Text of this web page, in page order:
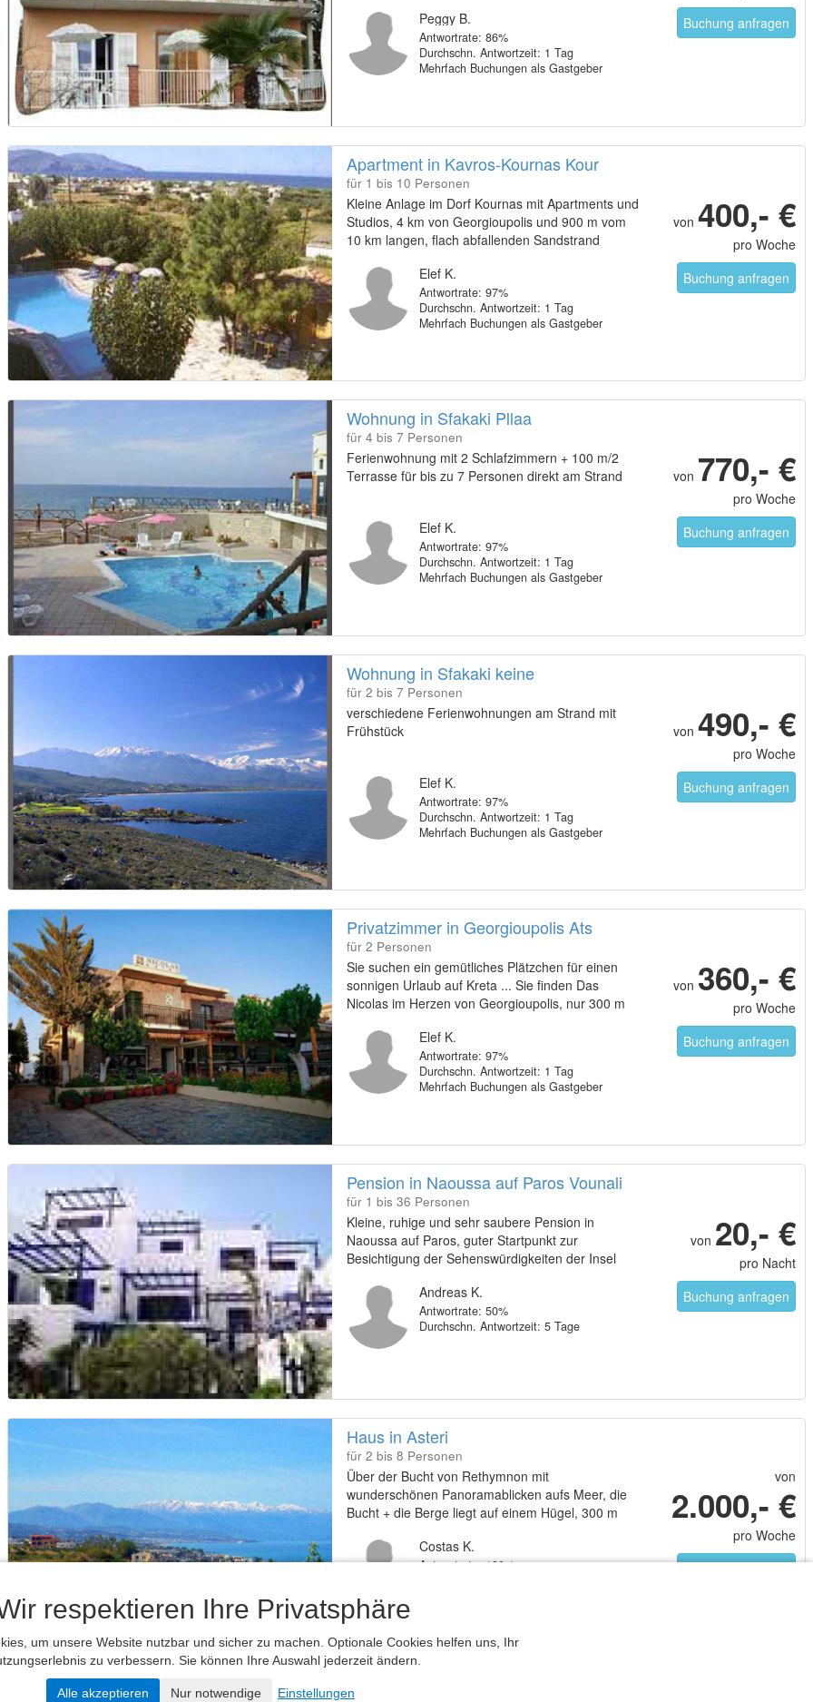
respektieren Ihre Privatsphäre
um unsere Website nutzbar und sicher zu machen. Optionale Cookies helfen uns, Ihr
zu verbessern. Sie können Ihre Auswahl jederzeit ändern.
Alle akzeptieren Nur notwendige Einstellungen
Peggy B.
Antwortrate: 86%
Durchschn. Antwortzeit: 1 Tag
Mehrfach Buchungen als Gastgeber
Buchung anfragen
Apartment in Kavros-Kournas Kour
für 1 bis 10 Personen
Kleine Anlage im Dorf Kournas mit Apartments und
Studios, 4 km von Georgioupolis und 900 m vom
10 km langen, flach abfallenden Sandstrand
Elef K.
Antwortrate: 97%
Durchschn. Antwortzeit: 1 Tag
Mehrfach Buchungen als Gastgeber
von 400,- €
pro Woche
Buchung anfragen
Wohnung in Sfakaki Pllaa
für 4 bis 7 Personen
Ferienwohnung mit 2 Schlafzimmern + 100 m/2
Terrasse für bis zu 7 Personen direkt am Strand
Elef K.
Antwortrate: 97%
Durchschn. Antwortzeit: 1 Tag
Mehrfach Buchungen als Gastgeber
von 770,- €
pro Woche
Buchung anfragen
Wohnung in Sfakaki keine
für 2 bis 7 Personen
verschiedene Ferienwohnungen am Strand mit
Frühstück
Elef K.
Antwortrate: 97%
Durchschn. Antwortzeit: 1 Tag
Mehrfach Buchungen als Gastgeber
von 490,- €
pro Woche
Buchung anfragen
Privatzimmer in Georgioupolis Ats
für 2 Personen
Sie suchen ein gemütliches Plätzchen für einen
sonnigen Urlaub auf Kreta ... Sie finden Das
Nicolas im Herzen von Georgioupolis, nur 300 m
Elef K.
Antwortrate: 97%
Durchschn. Antwortzeit: 1 Tag
Mehrfach Buchungen als Gastgeber
von 360,- €
pro Woche
Buchung anfragen
Pension in Naoussa auf Paros Vounali
für 1 bis 36 Personen
Kleine, ruhige und sehr saubere Pension in
Naoussa auf Paros, guter Startpunkt zur
Besichtigung der Sehenswürdigkeiten der Insel
Andreas K.
Antwortrate: 50%
Durchschn. Antwortzeit: 5 Tage
von 20,- €
pro Nacht
Buchung anfragen
Haus in Asteri
für 2 bis 8 Personen
Über der Bucht von Rethymnon mit
wunderschönen Panoramablicken aufs Meer, die
Bucht + die Berge liegt auf einem Hügel, 300 m
Grundstück das 167 m/2 Haus
Costas K.
Antwortrate: 100%
von
2.000,- €
pro Woche
2 4 »